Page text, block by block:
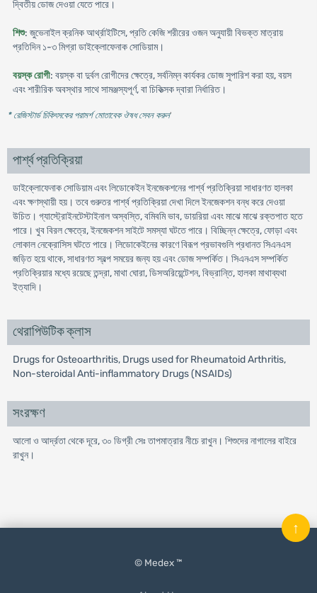
দ্বিতীয় ডোজ দেওয়া যেতে পারে।
শিশু: জুভেনাইল ক্রনিক আর্থ্রাইটিসে, প্রতি কেজি শরীরের ওজন অনুযায়ী বিভক্ত মাত্রায়
প্রতিদিন ১-৩ মিগ্রা ডাইক্লোফেনাক সোডিয়াম।
বয়স্ক রোগী: বয়স্ক বা দুর্বল রোগীদের ক্ষেত্রে, সর্বনিম্ন কার্যকর ডোজ সুপারিশ করা হয়, বয়স
এবং শারীরিক অবস্থার সাথে সামঞ্জস্যপূর্ণ, বা চিকিত্সক দ্বারা নির্ধারিত।
* রেজিস্টার্ড চিকিৎসকের পরামর্শ মোতাবেক ঔষধ সেবন করুন'
পার্শ্ব প্রতিক্রিয়া
ডাইক্লোফেনাক সোডিয়াম এবং লিডোকেইন ইনজেকশনের পার্শ্ব প্রতিক্রিয়া সাধারণত হালকা
এবং ক্ষণস্থায়ী হয়। তবে গুরুতর পার্শ্ব প্রতিক্রিয়া দেখা দিলে ইনজেকশন বন্ধ করে দেওয়া
উচিত। গ্যাস্ট্রোইনটেস্টাইনাল অস্বস্তি, বমিবমি ভাব, ডায়রিয়া এবং মাঝে মাঝে রক্তপাত হতে
পারে। খুব বিরল ক্ষেত্রে, ইনজেকশন সাইটে সমস্যা ঘটতে পারে। বিচ্ছিন্ন ক্ষেত্রে, ফোড়া এবং
লোকাল নেক্রোসিস ঘটতে পারে। লিডোকেইনের কারণে বিরূপ প্রভাবগুলি প্রধানত সিএনএস
জড়িত হয়ে থাকে, সাধারণত স্বল্প সময়ের জন্য হয় এবং ডোজ সম্পর্কিত। সিএনএস সম্পর্কিত
প্রতিক্রিয়ার মধ্যে রয়েছে তন্দ্রা, মাথা ঘোরা, ডিসঅরিয়েন্টেশন, বিভ্রান্তি, হালকা মাথাব্যথা
ইত্যাদি।
থেরাপিউটিক ক্লাস
Drugs for Osteoarthritis, Drugs used for Rheumatoid Arthritis,
Non-steroidal Anti-inflammatory Drugs (NSAIDs)
সংরক্ষণ
আলো ও আর্দ্রতা থেকে দূরে, ৩০ ডিগ্রী সেঃ তাপমাত্রার নীচে রাখুন। শিশুদের নাগালের বাইরে
রাখুন।
© Medex ™
↑